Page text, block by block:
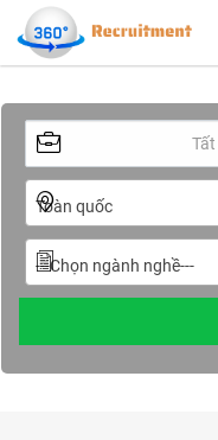
Toàn quốc
---Chọn ngành nghề---